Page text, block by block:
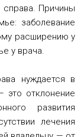
справа. Причины
заболевание
расширению у
у врача.
нуждается в
отклонение
развития
лечения